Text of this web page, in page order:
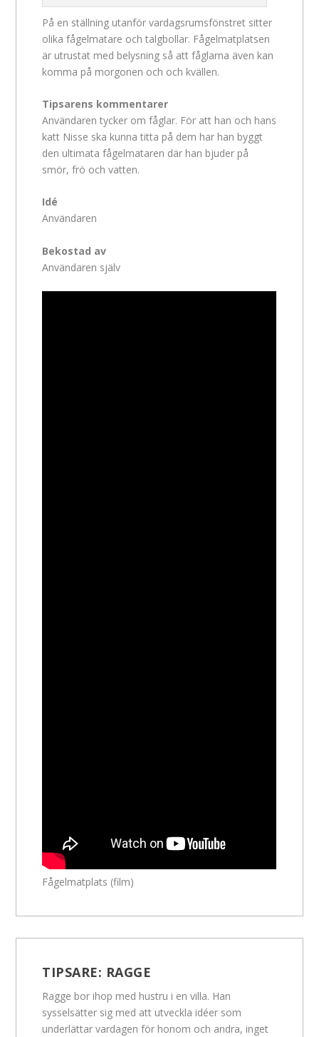
På en ställning utanför vardagsrumsfönstret sitter
olika fågelmatare och talgbollar. Fågelmatplatsen
är utrustat med belysning så att fåglarna även kan
komma på morgonen och och kvällen.
Tipsarens kommentarer
Användaren tycker om fåglar. För att han och hans
katt Nisse ska kunna titta på dem har han byggt
den ultimata fågelmataren där han bjuder på
smör, frö och vatten.
Idé
Användaren
Bekostad av
Användaren själv
Fågelmatplats (film)
TIPSARE: RAGGE
Ragge bor ihop med hustru i en villa. Han
sysselsätter sig med att utveckla idéer som
underlättar vardagen för honom och andra, inget